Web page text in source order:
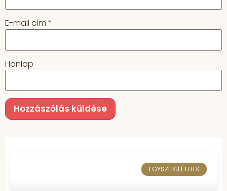
E-mail cím *
Honlap
EGYSZERŰ ÉTELEK